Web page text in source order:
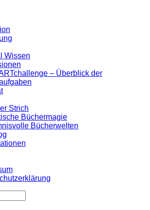
Wissen
– Überblick der
Strich
Büchermagie
Bücherwelten